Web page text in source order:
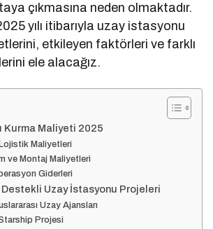
çıkmasına neden olmaktadır.
yılı itibarıyla uzay istasyonu
etkileyen faktörleri ve farklı
ele alacağız.
Kurma Maliyeti 2025
Maliyetleri
ve Montaj Maliyetleri
Giderleri
Uzay İstasyonu Projeleri
Uzay Ajansları
Projesi